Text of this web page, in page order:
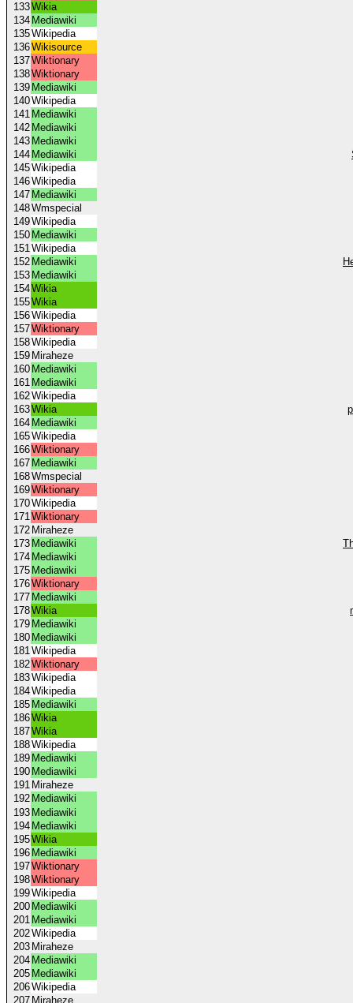
133Wikia
134 Mediawiki
135Wikipedia
136Wikisource
137Wiktionary
138Wiktionary
139 Mediawiki
140Wikipedia
141 Mediawiki
142 Mediawiki
143 Mediawiki
144 Mediawiki
145Wikipedia
146Wikipedia
147 Mediawiki
148Wmspecial
149Wikipedia
150 Mediawiki
151Wikipedia
152 Mediawiki
153 Mediawiki
154Wikia
155Wikia
156Wikipedia
157Wiktionary
158Wikipedia
159 Miraheze
160 Mediawiki
161 Mediawiki
162Wikipedia
163Wikia
164 Mediawiki
165Wikipedia
166Wiktionary
167 Mediawiki
168Wmspecial
169Wiktionary
170Wikipedia
171Wiktionary
172 Miraheze
173 Mediawiki
174 Mediawiki
175 Mediawiki
176Wiktionary
177 Mediawiki
178Wikia
179 Mediawiki
180 Mediawiki
181Wikipedia
182Wiktionary
183Wikipedia
184Wikipedia
185 Mediawiki
186Wikia
187Wikia
188Wikipedia
189 Mediawiki
190 Mediawiki
191 Miraheze
192 Mediawiki
193 Mediawiki
194 Mediawiki
195Wikia
196 Mediawiki
197Wiktionary
198Wiktionary
199Wikipedia
200 Mediawiki
201 Mediawiki
202Wikipedia
203 Miraheze
204 Mediawiki
205 Mediawiki
206Wikipedia
207 Miraheze